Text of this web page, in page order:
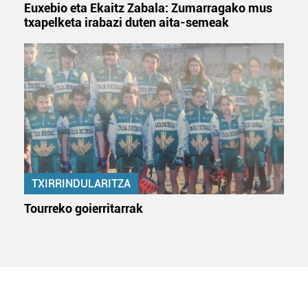
Webgune honek cookie propioak eta hirugarrenen cookie-
fitxategiak erabiltzen ditu. Zure esperientzia eta
zerbitzuak hobetzeko asmoz, cookie teknologiaz
baliatzen gara. Ohar hau onartuz gero, teknologia hori
erabiltzeko baimen esplizitua ematen diguzu.Gehiago
irakurri
Euxebio eta Ekaitz Zabala: Zumarragako mus
txapelketa irabazi duten aita-semeak
TXIRRINDULARITZA
Tourreko goierritarrak